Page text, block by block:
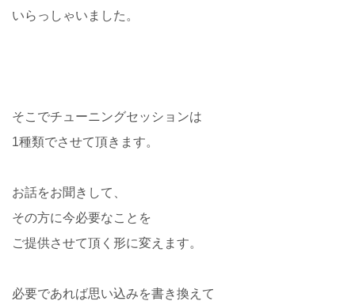
いらっしゃいました。
そこでチューニングセッションは
1種類でさせて頂きます。
お話をお聞きして、
その方に今必要なことを
ご提供させて頂く形に変えます。
必要であれば思い込みを書き換えて